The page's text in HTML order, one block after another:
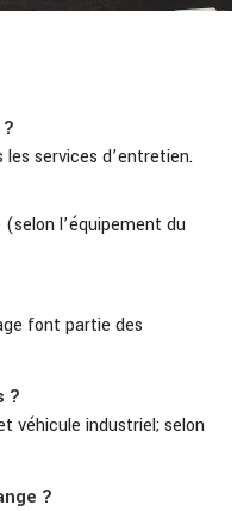
services d’entretien.
l’équipement du
font partie des
?
véhicule industriel; selon
?